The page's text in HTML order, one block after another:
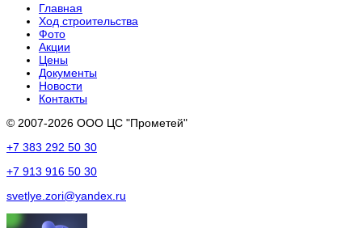
Главная
Ход строительства
Фото
Акции
Цены
Документы
Новости
Контакты
© 2007-2026 ООО ЦС "Прометей"
+7 383 292 50 30
+7 913 916 50 30
svetlye.zori@yandex.ru